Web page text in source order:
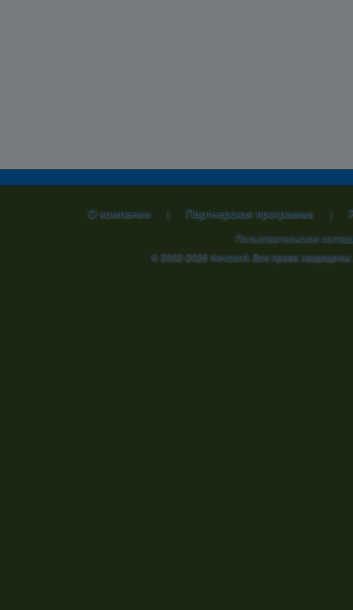
О компании | Партнерская программа |
Пользовательское
© 2002-2026Nevosoft. Все права защищены